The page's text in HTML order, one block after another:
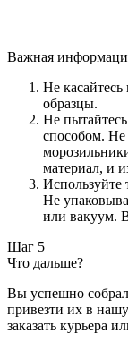
Важная
Не
образцы.
Не
способом. Не
материал, и
Используйте
Не
или вакуум.
Шаг 5
Что дальше?
Вы успешно
привезти их в
заказать курьера